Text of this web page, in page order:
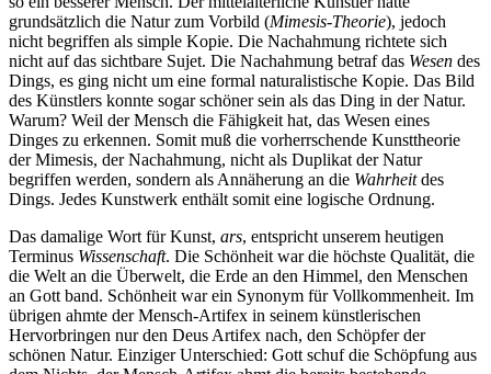
grundsätzlich die Natur zum Vorbild (Mimesis-Theorie), jedoch
nicht begriffen als simple Kopie. Die Nachahmung richtete sich
nicht auf das sichtbare Sujet. Die Nachahmung betraf das Wesen des
Dings, es ging nicht um eine formal naturalistische Kopie. Das Bild
des Künstlers konnte sogar schöner sein als das Ding in der Natur.
Warum? Weil der Mensch die Fähigkeit hat, das Wesen eines
Dinges zu erkennen. Somit muß die vorherrschende Kunsttheorie
der Mimesis, der Nachahmung, nicht als Duplikat der Natur
begriffen werden, sondern als Annäherung an die Wahrheitdes
Dings. Jedes Kunstwerk enthält somit eine logische Ordnung.
Das damalige Wort für Kunst, ars, entspricht unserem heutigen
Terminus Wissenschaft. Die Schönheit war die höchste Qualität, die
die Welt an die Überwelt, die Erde an den Himmel, den Menschen
an Gott band. Schönheit war ein Synonym für Vollkommenheit. Im
übrigen ahmte der Mensch-Artifex in seinem künstlerischen
Hervorbringen nur den Deus Artifex nach, den Schöpfer der
schönen Natur. Einziger Unterschied: Gott schuf die Schöpfung aus